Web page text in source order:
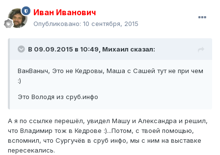
Иван Иванович
Опубликовано: 10 сентября, 2015
В 09.09.2015 в 10:49, Михаил сказал:
ВанВаныч, Это не Кедровы, Маша с Сашей тут не при чем
:)
Это Володя из сруб.инфо
А я по ссылке перешёл, увидел Машу и Александра и решил,
что Владимир тож в Кедрове :)...Потом, с твоей помощью,
вспомнил, что Сургучёв в сруб инфо, мы с ним на выставке
пересекались.